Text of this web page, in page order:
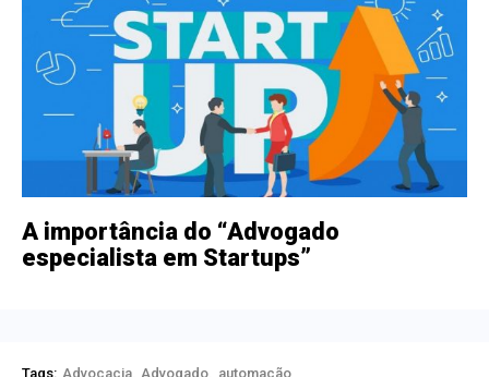
A importância do “Advogado
especialista em Startups”
Tags: Advocacia Advogado automação